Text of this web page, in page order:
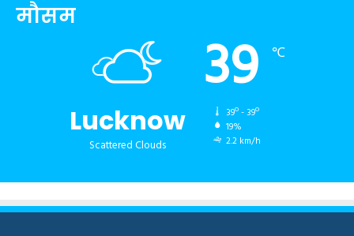
मौसम
Lucknow
Scattered Clouds
39 ℃
39º - 39º
19%
2.2 km/h